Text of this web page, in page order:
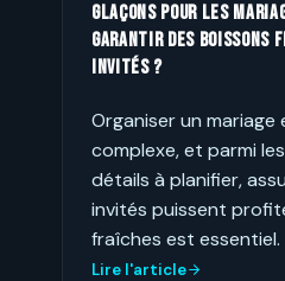
Glaçons pour les
garantir des boissons
invités ?
Organiser un
complexe, et parmi
détails à planifier,
invités puissent
fraîches est
Lire l'article